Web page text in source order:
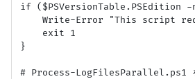
if ($PSVersionTable.PSEdition
Write-Error "This script
    exit 1
}
# Process-LogFilesParallel.ps1 を